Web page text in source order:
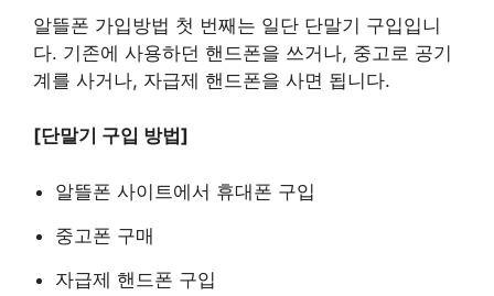
알뜰폰 가입방법 첫 번째는 일단 단말기 구입입니
다. 기존에 사용하던 핸드폰을 쓰거나, 중고로 공기
계를 사거나, 자급제 핸드폰을 사면 됩니다.
[단말기 구입 방법]
알뜰폰 사이트에서 휴대폰 구입
중고폰 구매
자급제 핸드폰 구입